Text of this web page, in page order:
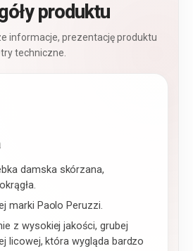
produktu
informacje, prezentację produktu
techniczne.
damska skórzana,
marki Paolo Peruzzi.
z wysokiej jakości, grubej
licowej, która wygląda bardzo